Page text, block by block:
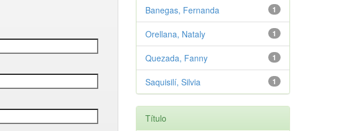
1
Banegas, Fernanda
1
Orellana, Nataly
1
Quezada, Fanny
1
Saquisilí, Silvia
Título